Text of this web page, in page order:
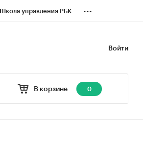
Школа управления РБК ...
Войти
В корзине 0